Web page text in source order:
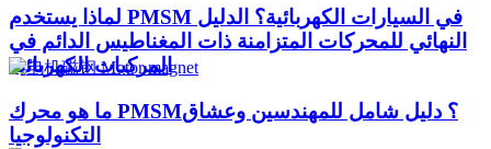
لماذا يستخدم PMSM في السيارات الكهربائية؟ الدليل
النهائي للمحركات المتزامنة ذات المغناطيس الدائم في
المركبات الكهربائية
ما هو محرك PMSM؟ دليل شامل للمهندسين وعشاق
التكنولوجيا